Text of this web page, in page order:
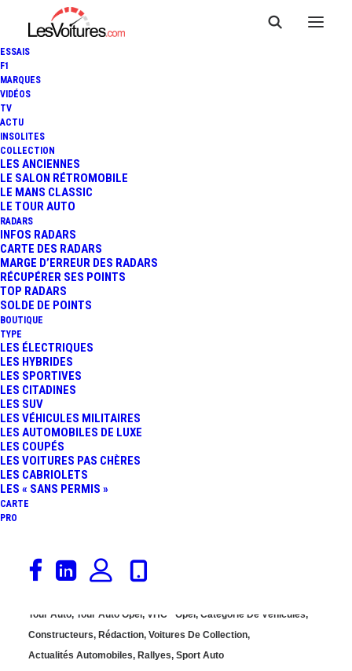
ESSAIS
F1
MARQUES
VIDÉOS
TV
ACTU
INSOLITES
COLLECTION
LES ANCIENNES
LE SALON RÉTROMOBILE
LE MANS CLASSIC
LE TOUR AUTO
RADARS
INFOS RADARS
CARTE DES RADARS
MARGE D’ERREUR DES RADARS
RÉCUPÉRER SES POINTS
TOP RADARS
SOLDE DE POINTS
BOUTIQUE
TYPE
LES ÉLECTRIQUES
LES HYBRIDES
LES SPORTIVES
LES CITADINES
LES SUV
LES VÉHICULES MILITAIRES
LES AUTOMOBILES DE LUXE
LES COUPÉS
LES VOITURES PAS CHÈRES
LES CABRIOLETS
LES « SANS PERMIS »
CARTE
PRO
5 septembre 2020
TOUR AUTO – ETAPE 5 :
L’OPEL GT DEUXIÈME DU
CLASSEMENT FINAL
Tour Auto, Tour Auto Opel, VHC Opel, Catégorie De Véhicules,
Constructeurs, Rédaction, Voitures De Collection,
Actualités Automobiles, Rallyes, Sport Auto